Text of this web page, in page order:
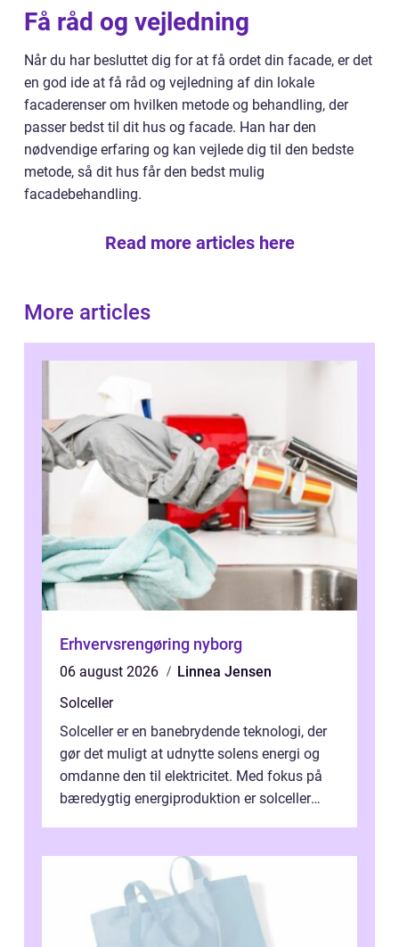
Få råd og vejledning
Når du har besluttet dig for at få ordet din facade, er det
en god ide at få råd og vejledning af din lokale
facaderenser om hvilken metode og behandling, der
passer bedst til dit hus og facade. Han har den
nødvendige erfaring og kan vejlede dig til den bedste
metode, så dit hus får den bedst mulig
facadebehandling.
Read more articles here
More articles
Erhvervsrengøring nyborg
06 august 2026
Linnea Jensen
Solceller
Solceller er en banebrydende teknologi, der
gør det muligt at udnytte solens energi og
omdanne den til elektricitet. Med fokus på
bæredygtig energiproduktion er solceller